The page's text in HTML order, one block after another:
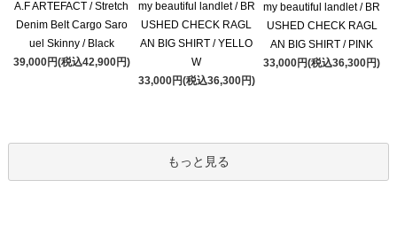
A.F ARTEFACT / Stretch
Denim Belt Cargo Saro
uel Skinny / Black
39,000円(税込42,900円)
my beautiful landlet / BR
USHED CHECK RAGL
AN BIG SHIRT / YELLO
W
33,000円(税込36,300円)
my beautiful landlet / BR
USHED CHECK RAGL
AN BIG SHIRT / PINK
33,000円(税込36,300円)
もっと見る